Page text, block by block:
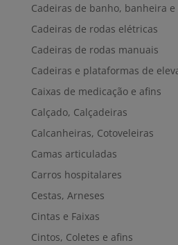
Cadeiras de banho, banheira
Cadeiras de rodas elétricas
Cadeiras de rodas manuais
Cadeiras e plataformas de
Caixas de medicação e afins
Calçado, Calçadeiras
Calcanheiras, Cotoveleiras
Camas articuladas
Carros hospitalares
Cestas, Arneses
Cintas e Faixas
Cintos, Coletes e afins